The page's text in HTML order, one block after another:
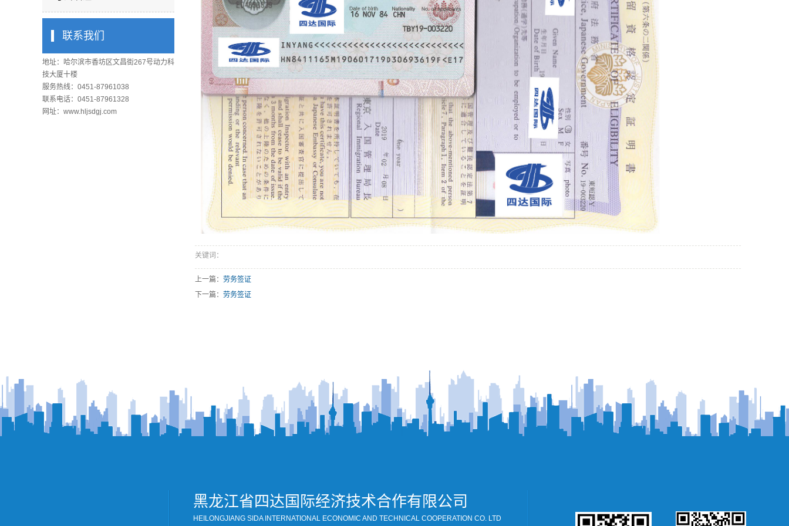
联系我们
地址：哈尔滨市香坊区文昌街267号动力科
技大厦十楼
服务热线：0451-87961038
联系电话：0451-87961328
网址：www.hljsdgj.com
关键词：
上一篇： 劳务签证
下一篇： 劳务签证
黑龙江省四达国际经济技术合作有限公司
HEILONGJIANG SIDA INTERNATIONAL ECONOMIC AND TECHNICAL COOPERATION CO. LTD